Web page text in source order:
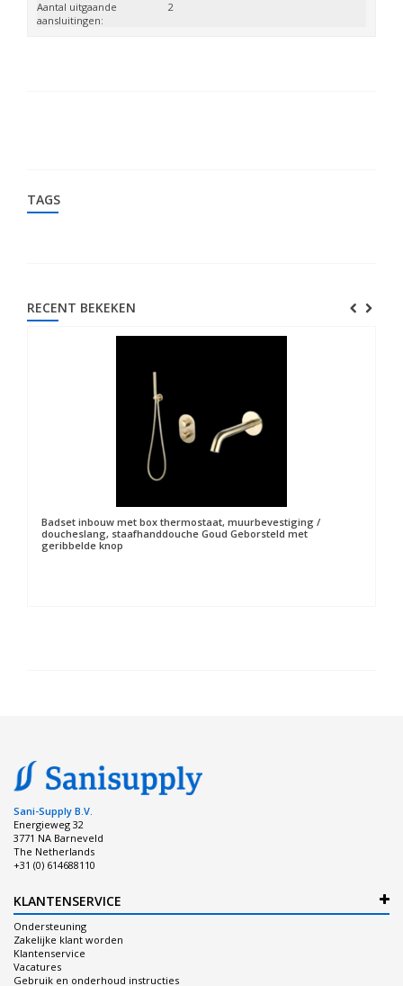
Aantal uitgaande
aansluitingen:
2
TAGS
RECENT BEKEKEN
Badset inbouw met box thermostaat, muurbevestiging /
doucheslang, staafhanddouche Goud Geborsteld met
geribbelde knop
Sani-Supply B.V.
Energieweg 32
3771 NA Barneveld
The Netherlands
+31 (0) 614688110
KLANTENSERVICE
Ondersteuning
Zakelijke klant worden
Klantenservice
Vacatures
Gebruik en onderhoud instructies